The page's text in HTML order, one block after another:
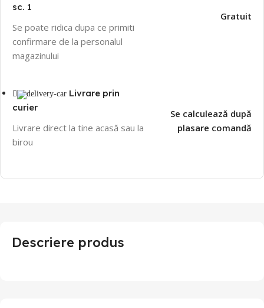
sc. 1
Se poate ridica dupa ce primiti
confirmare de la personalul
magazinului
Gratuit
Livrare prin
curier
Livrare direct la tine acasă sau la
birou
Se calculează după
plasare comandă
Descriere produs